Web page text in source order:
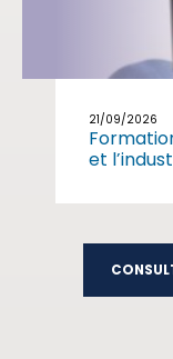
21/09/2026
et